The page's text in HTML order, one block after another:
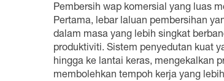
Pembersih wap komersial yang luas
Pertama, lebar laluan pembersihan
dalam masa yang lebih singkat
produktiviti. Sistem penyedutan kuat
hingga ke lantai keras, mengekalkan
membolehkan tempoh kerja yang